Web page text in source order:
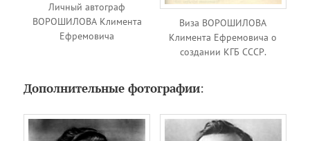
Личный автограф
ВОРОШИЛОВА Климента
Ефремовича
Виза ВОРОШИЛОВА
Климента Ефремовича о
создании КГБ СССР.
Дополнительные фотографии: